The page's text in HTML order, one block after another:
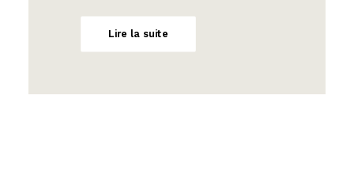
Lire la suite